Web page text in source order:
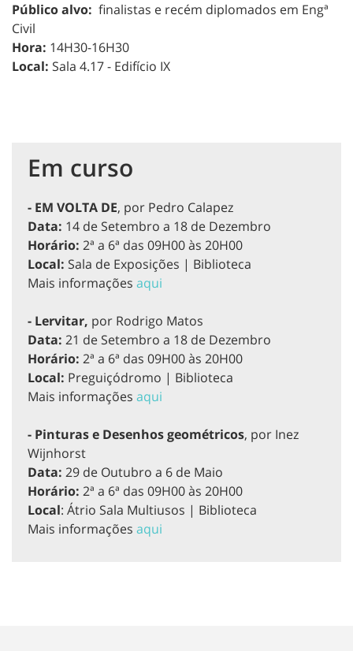
Público alvo: finalistas e recém diplomados em Engª
Civil
Hora: 14H30-16H30
Local: Sala 4.17 - Edifício IX
Em curso
- EM VOLTA DE, por Pedro Calapez
Data: 14 de Setembro a 18 de Dezembro
Horário: 2ª a 6ª das 09H00 às 20H00
Local: Sala de Exposições | Biblioteca
Mais informações aqui
- Lervitar, por Rodrigo Matos
Data: 21 de Setembro a 18 de Dezembro
Horário: 2ª a 6ª das 09H00 às 20H00
Local: Preguiçódromo | Biblioteca
Mais informações aqui
- Pinturas e Desenhos geométricos, por Inez
Wijnhorst
Data: 29 de Outubro a 6 de Maio
Horário: 2ª a 6ª das 09H00 às 20H00
Local: Átrio Sala Multiusos | Biblioteca
Mais informações aqui